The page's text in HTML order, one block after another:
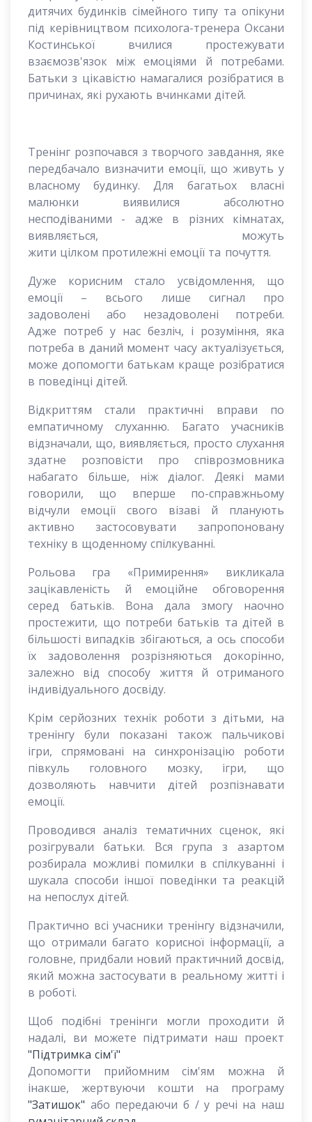
дитячих будинків сімейного типу та опікуни
під керівництвом психолога-тренера Оксани
Костинської вчилися простежувати
взаємозв'язок між емоціями й потребами.
Батьки з цікавістю намагалися розібратися в
причинах, які рухають вчинками дітей.
Тренінг розпочався з творчого завдання, яке
передбачало визначити емоції, що живуть у
власному будинку. Для багатьох власні
малюнки виявилися абсолютно
несподіваними - адже в різних кімнатах,
виявляється, можуть
жити цілком протилежні емоції та почуття.
Дуже корисним стало усвідомлення, що
емоції – всього лише сигнал про
задоволені або незадоволені потреби.
Адже потреб у нас безліч, і розуміння, яка
потреба в даний момент часу актуалізується,
може допомогти батькам краще розібратися
в поведінці дітей.
Відкриттям стали практичні вправи по
емпатичному слуханню. Багато учасників
відзначали, що, виявляється, просто слухання
здатне розповісти про співрозмовника
набагато більше, ніж діалог. Деякі мами
говорили, що вперше по-справжньому
відчули емоції свого візаві й планують
активно застосовувати запропоновану
техніку в щоденному спілкуванні.
Рольова гра «Примирення» викликала
зацікавленість й емоційне обговорення
серед батьків. Вона дала змогу наочно
простежити, що потреби батьків та дітей в
більшості випадків збігаються, а ось способи
їх задоволення розрізняються докорінно,
залежно від способу життя й отриманого
індивідуального досвіду.
Крім серйозних технік роботи з дітьми, на
тренінгу були показані також пальчикові
ігри, спрямовані на синхронізацію роботи
півкуль головного мозку, ігри, що
дозволяють навчити дітей розпізнавати
емоції.
Проводився аналіз тематичних сценок, які
розігрували батьки. Вся група з азартом
розбирала можливі помилки в спілкуванні і
шукала способи іншої поведінки та реакцій
на непослух дітей.
Практично всі учасники тренінгу відзначили,
що отримали багато корисної інформації, а
головне, придбали новий практичний досвід,
який можна застосувати в реальному житті і
в роботі.
Щоб подібні тренінги могли проходити й
надалі, ви можете підтримати наш проект
"Підтримка сім'ї"
Допомогти прийомним сім'ям можна й
інакше, жертвуючи кошти на програму
"Затишок" або передаючи б / у речі на наш